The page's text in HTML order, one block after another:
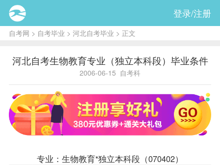
登录/注册
自考网 > 自考毕业 > 河北自考毕业 > 正文
河北自考生物教育专业（独立本科段）毕业条件
2006-06-15 自考科
专业：生物教育*独立本科段（070402）